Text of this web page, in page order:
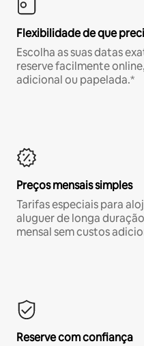
Flexibilidade de que
Escolha as suas datas
reserve facilmente
adicional ou papelada.*
Preços mensais simples
Tarifas especiais para
aluguer de longa
mensal sem custos
Reserve com confiança